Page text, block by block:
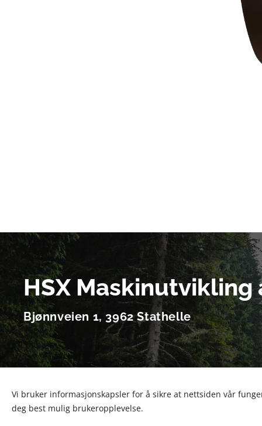
HSX Maskinutvikling
Bjønnveien 1, 3962 Stathelle
Vi bruker informasjonskapsler for å sikre at nettsiden vår
deg best mulig brukeropplevelse.